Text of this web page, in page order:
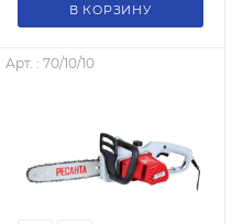
В КОРЗИНУ
Арт. : 70/10/10